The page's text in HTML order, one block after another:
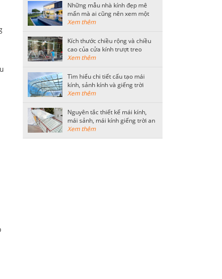
Những mẫu nhà kính đẹp mê
mẩn mà ai cũng nên xem một
lần
Xem thêm
Kích thước chiều rộng và chiều
cao của cửa kính trượt treo
thông dụng
Xem thêm
Tìm hiểu chi tiết cấu tạo mái
kính, sảnh kính và giếng trời
bằng kính cường lực
Xem thêm
Nguyên tắc thiết kế mái kính,
mái sảnh, mái kính giếng trời an
toàn
Xem thêm